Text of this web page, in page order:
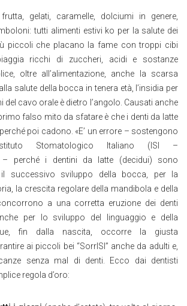
gelati, caramelle, dolciumi in genere,
tutti alimenti estivi ko per la salute dei
piccoli che placano la fame con troppi cibi
ricchi di zuccheri, acidi e sostanze
oltre all’alimentazione, anche la scarsa
salute della bocca in tenera età, l’insidia per
del cavo orale è dietro l’angolo. Causati anche
falso mito da sfatare è che i denti da latte
poi cadono. «E’ un errore – sostengono
Stomatologico Italiano (ISI –
perché i dentini da latte (decidui) sono
successivo sviluppo della bocca, per la
la crescita regolare della mandibola e della
a una corretta eruzione dei denti
per lo sviluppo del linguaggio e della
fin dalla nascita, occorre la giusta
ai piccoli bei “SorrISI” anche da adulti e,
senza mal di denti. Ecco dai dentisti
regola d’oro: